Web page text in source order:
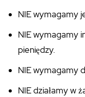
NIE wymagamy
NIE wymagamy
pieniędzy.
NIE wymagamy
NIE działamy w